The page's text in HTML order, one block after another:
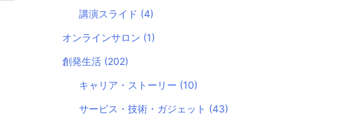
講演スライド (4)
オンラインサロン (1)
創発生活 (202)
キャリア・ストーリー (10)
サービス・技術・ガジェット (43)